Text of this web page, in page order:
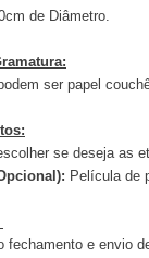
de Diâmetro.
ser papel
se deseja as
Película de
fechamento e envio